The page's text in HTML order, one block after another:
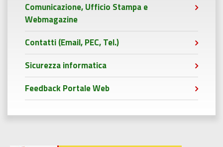
Comunicazione, Ufficio Stampa e
Webmagazine
Contatti (Email, PEC, Tel.)
Sicurezza informatica
Feedback Portale Web